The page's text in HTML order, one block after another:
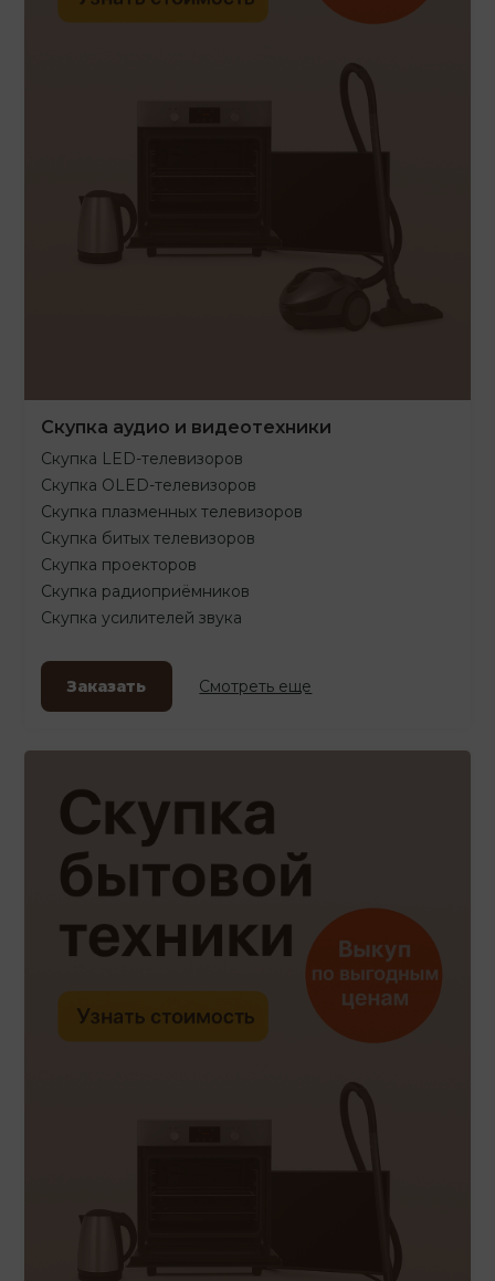
Скупка аудио и видеотехники
Скупка LED-телевизоров
Скупка OLED-телевизоров
Скупка плазменных телевизоров
Скупка битых телевизоров
Скупка проекторов
Скупка радиоприёмников
Скупка усилителей звука
Заказать Смотреть еще